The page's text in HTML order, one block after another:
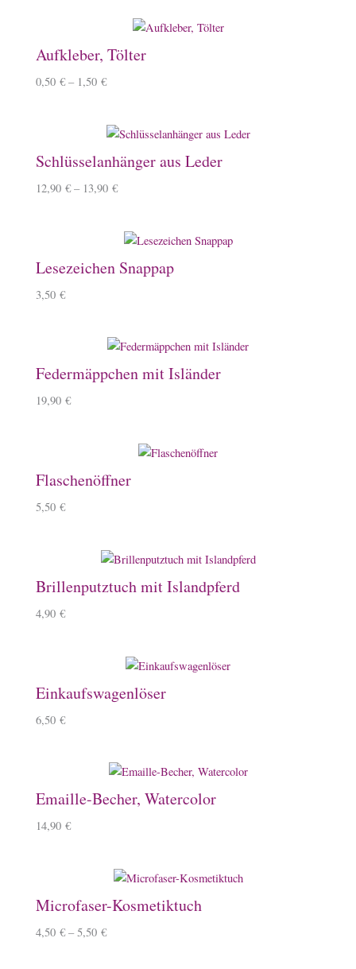
Aufkleber, Tölter
0,50 € – 1,50 €
Schlüsselanhänger aus Leder
12,90 € – 13,90 €
Lesezeichen Snappap
3,50 €
Federmäppchen mit Isländer
19,90 €
Flaschenöffner
5,50 €
Brillenputztuch mit Islandpferd
4,90 €
Einkaufswagenlöser
6,50 €
Emaille-Becher, Watercolor
14,90 €
Microfaser-Kosmetiktuch
4,50 € –5,50 €